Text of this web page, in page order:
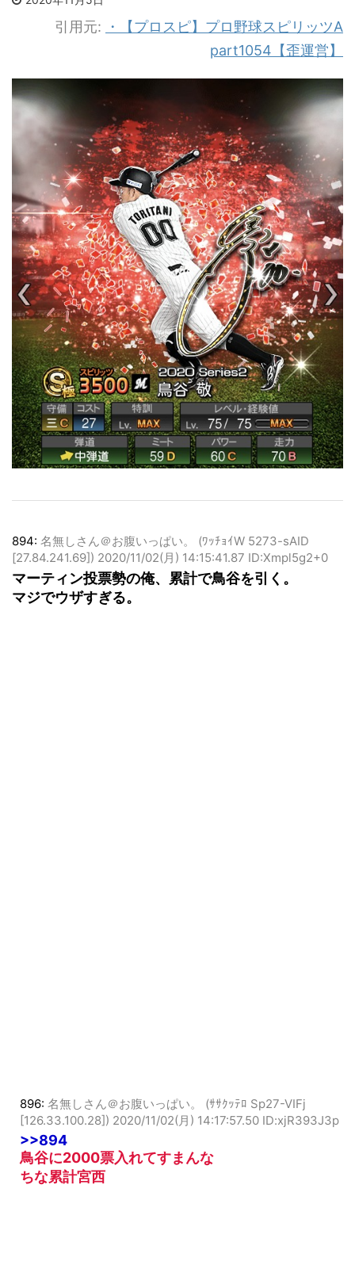
2020年11月5日
引用元: ・【プロスピ】プロ野球スピリッツA
part1054【歪運営】
894: 名無しさん＠お腹いっぱい。 (ﾜｯﾁｮｲW 5273-sAID
[27.84.241.69]) 2020/11/02(月) 14:15:41.87 ID:Xmpl5g2+0
マーティン投票勢の俺、累計で鳥谷を引く。
マジでウザすぎる。
896: 名無しさん＠お腹いっぱい。 (ｻｻｸｯﾃﾛ Sp27-VIFj
[126.33.100.28]) 2020/11/02(月) 14:17:57.50 ID:xjR393J3p
>>894
鳥谷に2000票入れてすまんな
ちな累計宮西